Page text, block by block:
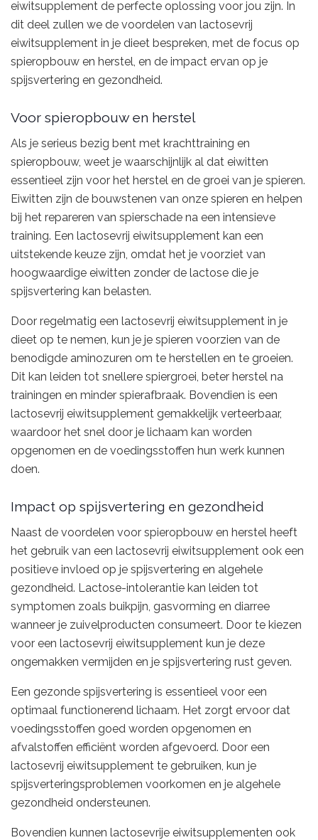
eiwitsupplement de perfecte oplossing voor jou zijn. In
dit deel zullen we de voordelen van lactosevrij
eiwitsupplement in je dieet bespreken, met de focus op
spieropbouw en herstel, en de impact ervan op je
spijsvertering en gezondheid.
Voor spieropbouw en herstel
Als je serieus bezig bent met krachttraining en
spieropbouw, weet je waarschijnlijk al dat eiwitten
essentieel zijn voor het herstel en de groei van je spieren.
Eiwitten zijn de bouwstenen van onze spieren en helpen
bij het repareren van spierschade na een intensieve
training. Een lactosevrij eiwitsupplement kan een
uitstekende keuze zijn, omdat het je voorziet van
hoogwaardige eiwitten zonder de lactose die je
spijsvertering kan belasten.
Door regelmatig een lactosevrij eiwitsupplement in je
dieet op te nemen, kun je je spieren voorzien van de
benodigde aminozuren om te herstellen en te groeien.
Dit kan leiden tot snellere spiergroei, beter herstel na
trainingen en minder spierafbraak. Bovendien is een
lactosevrij eiwitsupplement gemakkelijk verteerbaar,
waardoor het snel door je lichaam kan worden
opgenomen en de voedingsstoffen hun werk kunnen
doen.
Impact op spijsvertering en gezondheid
Naast de voordelen voor spieropbouw en herstel heeft
het gebruik van een lactosevrij eiwitsupplement ook een
positieve invloed op je spijsvertering en algehele
gezondheid. Lactose-intolerantie kan leiden tot
symptomen zoals buikpijn, gasvorming en diarree
wanneer je zuivelproducten consumeert. Door te kiezen
voor een lactosevrij eiwitsupplement kun je deze
ongemakken vermijden en je spijsvertering rust geven.
Een gezonde spijsvertering is essentieel voor een
optimaal functionerend lichaam. Het zorgt ervoor dat
voedingsstoffen goed worden opgenomen en
afvalstoffen efficiënt worden afgevoerd. Door een
lactosevrij eiwitsupplement te gebruiken, kun je
spijsverteringsproblemen voorkomen en je algehele
gezondheid ondersteunen.
Bovendien kunnen lactosevrije eiwitsupplementen ook